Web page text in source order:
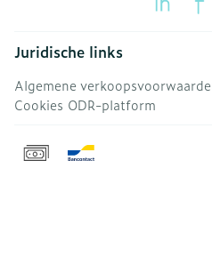
Juridische links
Algemene
Cookies ODR-platform